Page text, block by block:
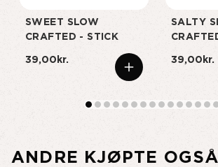
SWEET SLOW
CRAFTED - STICK
39,00kr.
SALTY
39,00kr.
ANDRE KJØPTE OGSÅ